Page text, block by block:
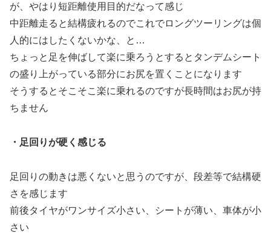
が、やはり短距離使用目的だなって感じ
中距離走ると結構疲れるのでこれでロングツーリングは個
人的にはしたくないかな、と…
ちょっと足を伸ばして楽に乗ろうとするとタンデムシート
の盛り上がっている部分にお尻を置くことになります
そうするとそこそこ楽に乗れるのですが長時間はお尻が持
ちません
・足回りが硬く感じる
足回りの動きは悪くないと思うのですが、段差等で結構硬
さを感じます
前後タイヤがワンサイズ小さい、シートが薄い、車体が小
さい